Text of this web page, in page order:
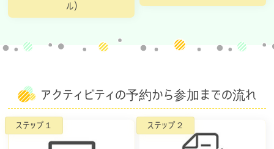
ル)
アクティビティの予約から参加までの流れ